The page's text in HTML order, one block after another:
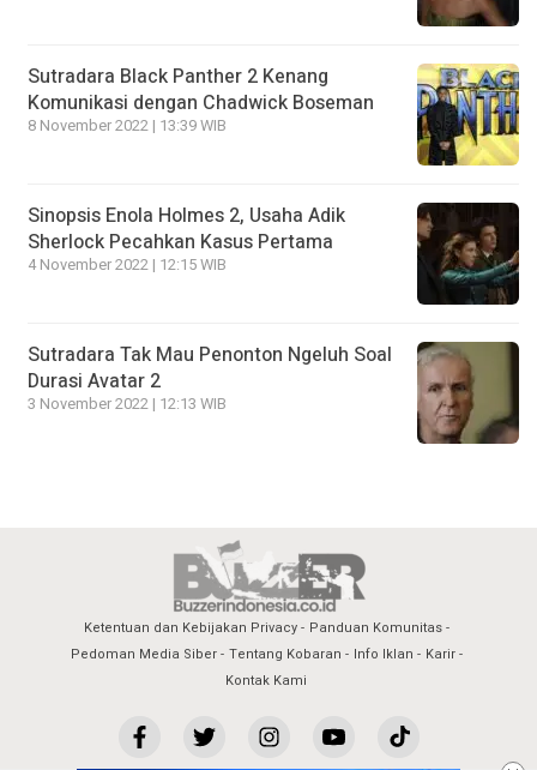
Sutradara Black Panther 2 Kenang
Komunikasi dengan Chadwick Boseman
8 November 2022 | 13:39 WIB
Sinopsis Enola Holmes 2, Usaha Adik
Sherlock Pecahkan Kasus Pertama
4 November 2022 | 12:15 WIB
Sutradara Tak Mau Penonton Ngeluh Soal
Durasi Avatar 2
3 November 2022 | 12:13 WIB
Ketentuan dan Kebijakan Privacy
Panduan Komunitas
Pedoman Media Siber
Tentang Kobaran Info Iklan
Karir
Kontak Kami